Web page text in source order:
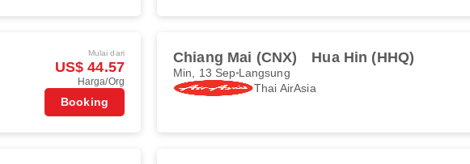
Mulai dari
US$ 44.57
Harga/Org
Booking
Chiang Mai (CNX) Hua Hin (HHQ)
Min, 13 Sep Langsung
Thai AirAsia